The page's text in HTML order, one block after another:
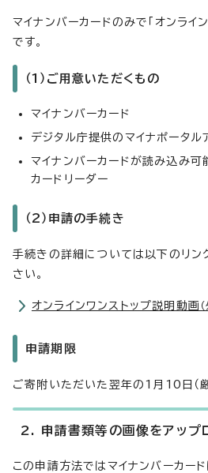
マイナンバーカードのみで「オンライ
です。
（1）ご用意いただくもの
マイナンバーカード
デジタル庁提供のマイナポータル
マイナンバーカードが読み込み可
カードリーダー
（2）申請の手続き
手続きの詳細については以下のリン
さい。
オンラインワンストップ説明動画
申請期限
ご寄附いただいた翌年の1月10日（厳
2. 申請書類等の画像をアップ
この申請方法ではマイナンバーカード